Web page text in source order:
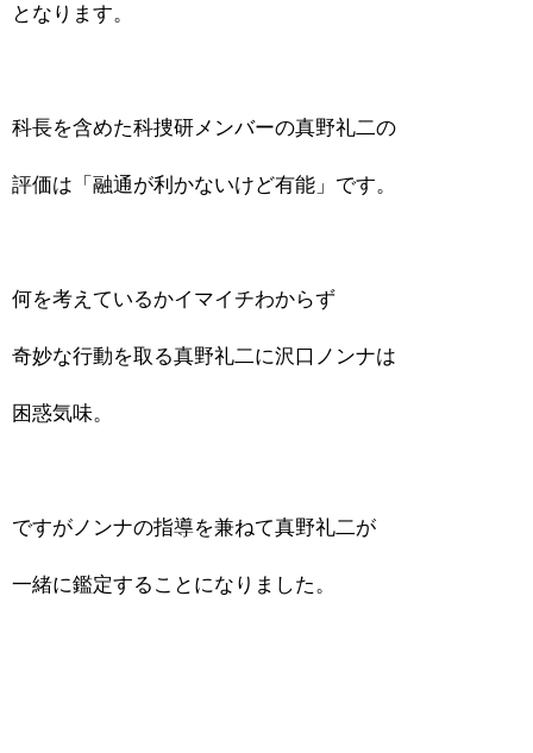
となります。
科長を含めた科捜研メンバーの真野礼二の
評価は「融通が利かないけど有能」です。
何を考えているかイマイチわからず
奇妙な行動を取る真野礼二に沢口ノンナは
困惑気味。
ですがノンナの指導を兼ねて真野礼二が
一緒に鑑定することになりました。